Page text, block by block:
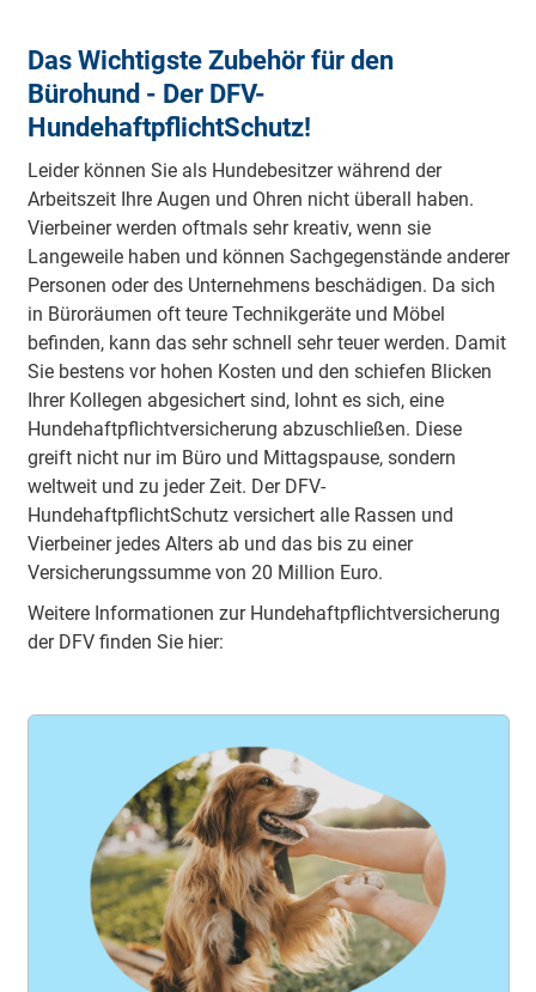
Das Wichtigste Zubehör für den
Bürohund - Der DFV-
HundehaftpflichtSchutz!
Leider können Sie als Hundebesitzer während der
Arbeitszeit Ihre Augen und Ohren nicht überall haben.
Vierbeiner werden oftmals sehr kreativ, wenn sie
Langeweile haben und können Sachgegenstände anderer
Personen oder des Unternehmens beschädigen. Da sich
in Büroräumen oft teure Technikgeräte und Möbel
befinden, kann das sehr schnell sehr teuer werden. Damit
Sie bestens vor hohen Kosten und den schiefen Blicken
Ihrer Kollegen abgesichert sind, lohnt es sich, eine
Hundehaftpflichtversicherung abzuschließen. Diese
greift nicht nur im Büro und Mittagspause, sondern
weltweit und zu jeder Zeit. Der DFV-
HundehaftpflichtSchutz versichert alle Rassen und
Vierbeiner jedes Alters ab und das bis zu einer
Versicherungssumme von 20 Million Euro.
Weitere Informationen zur Hundehaftpflichtversicherung
der DFV finden Sie hier: